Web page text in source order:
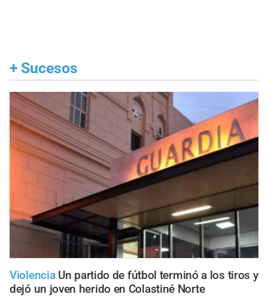
+ Sucesos
Violencia Un partido de fútbol terminó a los tiros y
dejó un joven herido en Colastiné Norte